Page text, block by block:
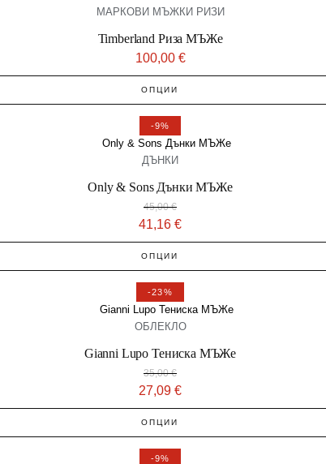
МАРКОВИ МЪЖКИ РИЗИ
Timberland Риза МЪЖe
100,00 €
ОПЦИИ
-9%
ДЪНКИ
Only & Sons Дънки МЪЖe
45,00€
41,16 €
ОПЦИИ
-23%
ОБЛЕКЛО
Gianni Lupo Тениска МЪЖe
35,00€
27,09 €
ОПЦИИ
-9%